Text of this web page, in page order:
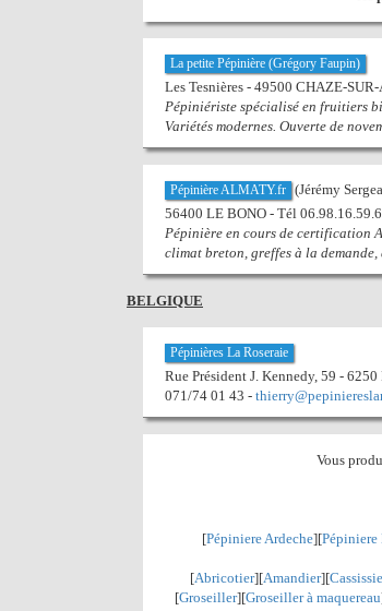
La petite Pépinière (Grégory Faupin)
Les Tesnières - 49500 CHAZE-
Pépiniériste spécialisé en fruitiers
Variétés modernes. Ouverte de
Pépinière ALMATY.fr (Jérémy
56400 LE BONO - Tél
Pépinière en cours de certification
climat breton, greffes à la
BELGIQUE
Pépinières La Roseraie
Rue Président J. Kennedy, 59 -
071/74 01 43 -
Vous
[Pépiniere Ardeche][Pépiniere
[Abricotier][Amandier][
[Groseiller][Groseiller à maquereau